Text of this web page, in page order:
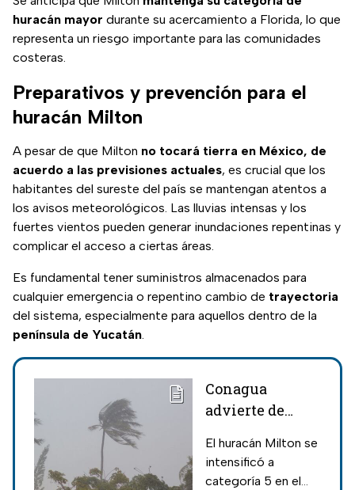
huracán mayor durante su acercamiento a Florida, lo que
representa un riesgo importante para las comunidades
costeras.
Preparativos y prevención para el
huracán Milton
A pesar de que Milton no tocará tierra en México, de
acuerdo a las previsiones actuales, es crucial que los
habitantes del sureste del país se mantengan atentos a
los avisos meteorológicos. Las lluvias intensas y los
fuertes vientos pueden generar inundaciones repentinas y
complicar el acceso a ciertas áreas.
Es fundamental tener suministros almacenados para
cualquier emergencia o repentino cambio de trayectoria
del sistema, especialmente para aquellos dentro de la
península de Yucatán.
Conagua
advierte de
huracán Milton
como categoría
El huracán Milton se
intensificó a
categoría 5 en el